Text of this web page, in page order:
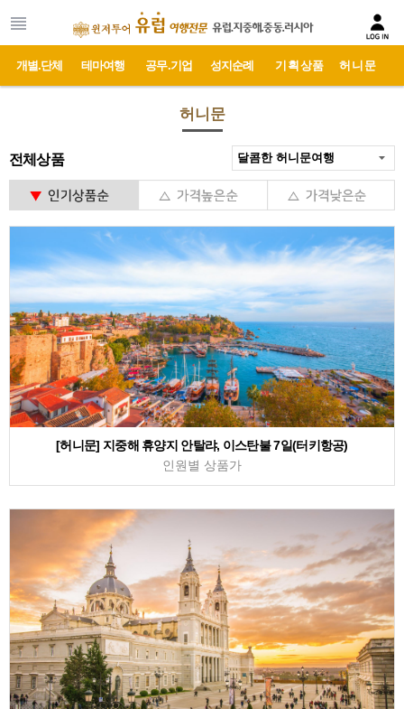
개별.단체 테마여행 공무.기업 성지순례 기획상품 허니문
허니문
전체상품
[허니문] 지중해 휴양지 안탈랴, 이스탄불 7일(터키항공)
인원별 상품가